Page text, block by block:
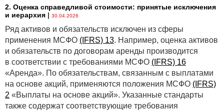
2. Оценка справедливой стоимости: принятые исключения
и иерархия | 30.04.2026
Ряд активов и обязательств исключен из сферы
применения МСФО (IFRS) 13. Например, оценка активов
и обязательств по договорам аренды производится
в соответствии с требованиями МСФО (IFRS) 16
«Аренда». По обязательствам, связанным с выплатами
на основе акций, применяются положения МСФО (IFRS)
2 «Выплаты на основе акций». Указанные стандарты
также содержат соответствующие требования